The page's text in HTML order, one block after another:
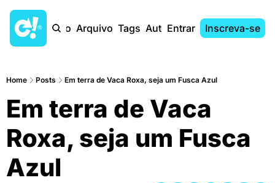
Início Arquivo Tags AutoresEntrar Inscreva-se
Home Posts Em terra de Vaca Roxa, seja um Fusca Azul
Em terra de Vaca
Roxa, seja um Fusca
Azul